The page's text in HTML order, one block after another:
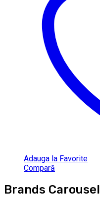
Adauga la Favorite
Compară
Brands Carousel